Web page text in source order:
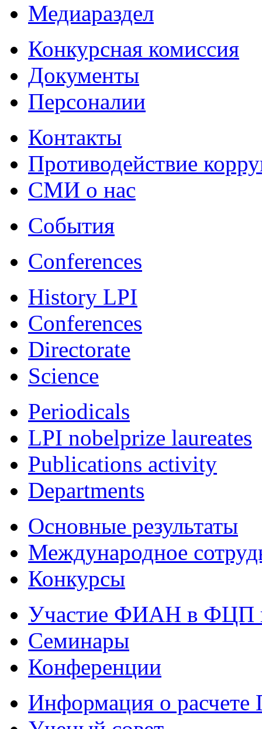
Медиараздел
Конкурсная комиссия
Документы
Персоналии
Контакты
Противодействие
СМИ о нас
События
Conferences
History LPI
Conferences
Directorate
Science
Periodicals
LPI nobelprize laureates
Publications activity
Departments
Основные результаты
Международное
Конкурсы
Участие ФИАН в ФЦП
Семинары
Конференции
Информация о